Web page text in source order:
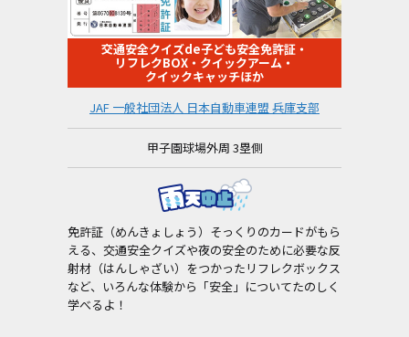
交通安全クイズde子ども安全免許証・
リフレクBOX・クイックアーム・
クイックキャッチほか
JAF 一般社団法人 日本自動車連盟 兵庫支部
甲子園球場外周 3塁側
免許証（めんきょしょう）そっくりのカードがもら
える、交通安全クイズや夜の安全のために必要な反
射材（はんしゃざい）をつかったリフレクボックス
など、いろんな体験から「安全」についてたのしく
学べるよ！